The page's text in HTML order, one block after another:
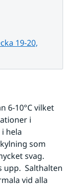
19-20,
6-10°C vilket
i
hela
som
svag.
Salthalten
vid alla